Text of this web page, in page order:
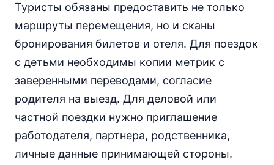
Туристы обязаны предоставить не только
маршруты перемещения, но и сканы
бронирования билетов и отеля. Для поездок
с детьми необходимы копии метрик с
заверенными переводами, согласие
родителя на выезд. Для деловой или
частной поездки нужно приглашение
работодателя, партнера, родственника,
личные данные принимающей стороны.